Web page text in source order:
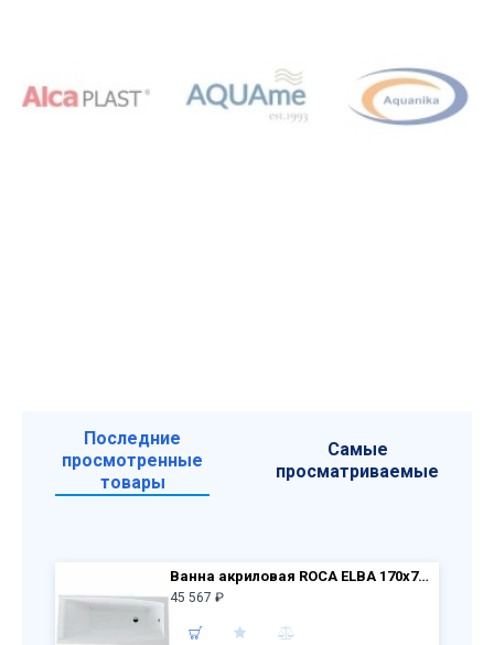
Последние
просмотренные
товары
Самые
просматриваемые
Ванна акриловая ROCA ELBA 170х75 248507000 + уст. комплект 248513000+ фронт. панель 248508000
45 567 ₽